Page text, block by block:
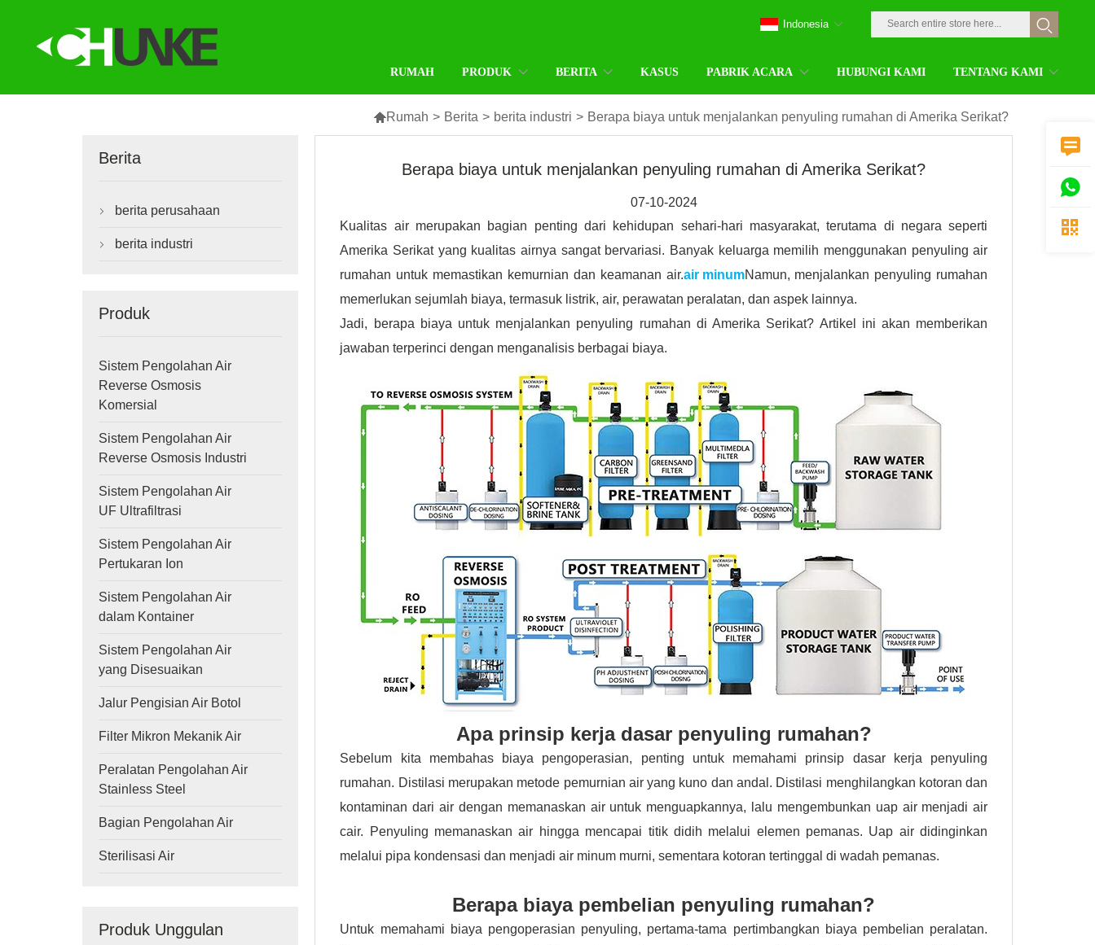
RUMAH PRODUK BERITA KASUS PABRIK ACARA HUBUNGI KAMI TENTANG KAMI
Indonesia
Rumah > Berita > berita industri > Berapa biaya untuk menjalankan penyuling rumahan di Amerika Serikat?
Berita
 berita perusahaan
 berita industri
Produk
Sistem Pengolahan Air
Reverse Osmosis
Komersial
Sistem Pengolahan Air
Reverse Osmosis Industri
Sistem Pengolahan Air
UF Ultrafiltrasi
Sistem Pengolahan Air
Pertukaran Ion
Sistem Pengolahan Air
dalam Kontainer
Sistem Pengolahan Air
yang Disesuaikan
Jalur Pengisian Air Botol
Filter Mikron Mekanik Air
Peralatan Pengolahan Air
Stainless Steel
Bagian Pengolahan Air
Sterilisasi Air
Produk Unggulan
Berapa biaya untuk menjalankan penyuling rumahan di Amerika Serikat?
07-10-2024
Kualitas air merupakan bagian penting dari kehidupan sehari-hari masyarakat, terutama di negara seperti
Amerika Serikat yang kualitas airnya sangat bervariasi. Banyak keluarga memilih menggunakan penyuling air
rumahan untuk memastikan kemurnian dan keamanan air.air minumNamun, menjalankan penyuling rumahan
memerlukan sejumlah biaya, termasuk listrik, air, perawatan peralatan, dan aspek lainnya.
Jadi, berapa biaya untuk menjalankan penyuling rumahan di Amerika Serikat? Artikel ini akan memberikan
jawaban terperinci dengan menganalisis berbagai biaya.
Apa prinsip kerja dasar penyuling rumahan?
Sebelum kita membahas biaya pengoperasian, penting untuk memahami prinsip dasar kerja penyuling
rumahan. Distilasi merupakan metode pemurnian air yang kuno dan andal. Distilasi menghilangkan kotoran dan
kontaminan dari air dengan memanaskan air untuk menguapkannya, lalu mengembunkan uap air menjadi air
cair. Penyuling memanaskan air hingga mencapai titik didih melalui elemen pemanas. Uap air didinginkan
melalui pipa kondensasi dan menjadi air minum murni, sementara kotoran tertinggal di wadah pemanas.
Berapa biaya pembelian penyuling rumahan?
Untuk memahami biaya pengoperasian penyuling, pertama-tama pertimbangkan biaya pembelian peralatan.


